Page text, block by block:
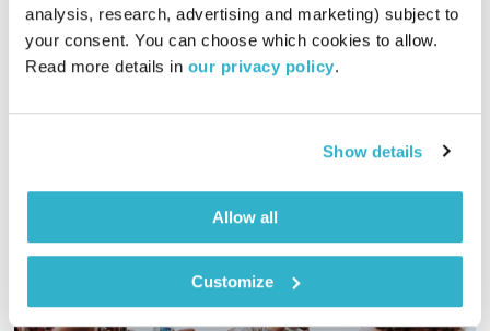
analysis, research, advertising and marketing) subject to
your consent. You can choose which cookies to allow.
Read more details in our privacy policy.
Show details
Allow all
Customize
מסע מוזיקלי יומי עם אורי בנקהלטר